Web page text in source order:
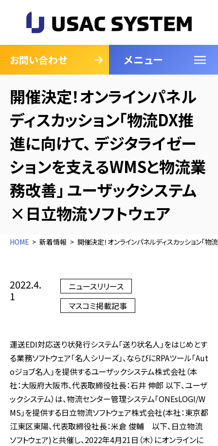
お問い合わせ メニュー
閉じる
開催決定！オンラインパネル
ディスカッション「物流DX推
進に向けて、 デジタライゼー
ションを支えるWMSと物流業
務改善」 ユーザックシステム
×日立物流ソフトウェア
HOME 新着情報 開催決定！オンラインパネルディスカッション「
2022.4.
1
ニュースリリース
マスコミ掲載記事
運送EDI対応送り状発行システム「送り状名人」をはじめとす
る業務ソフトウェア「名人シリーズ」、ならびにRPAツール「Aut
oジョブ名人」を提供するユーザックシステム株式会社（本
社：大阪府大阪市、代表取締役社長：石井 伸郎 以下、ユーザ
ックシステム）は、物流センター管理システム「ONEsLOGI/W
MS」を提供する日立物流ソフトウェア株式会社(本社：東京都
江東区東陽、代表取締役社長：米倉 俊輔 以下、日立物流
ソフトウェア)と共催し、2022年4月21日（木）にオンラインに